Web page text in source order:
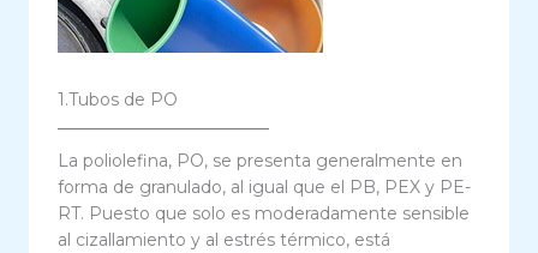
1.Tubos de PO
La poliolefina, PO, se presenta generalmente en
forma de granulado, al igual que el PB, PEX y PE-
RT. Puesto que solo es moderadamente sensible
al cizallamiento y al estrés térmico, está